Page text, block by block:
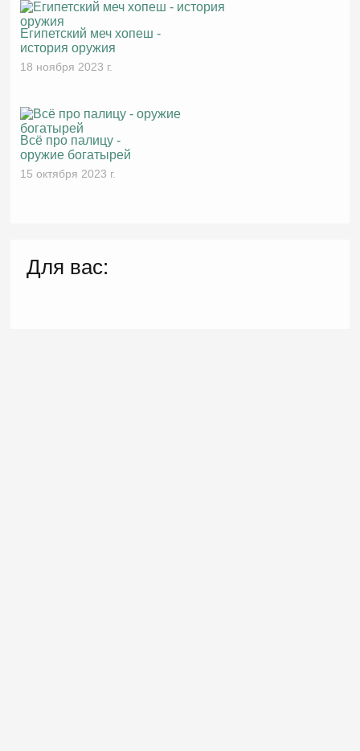
Египетский меч хопеш -
история оружия
18 ноября 2023 г.
Всё про палицу -
оружие богатырей
15 октября 2023 г.
Для вас: